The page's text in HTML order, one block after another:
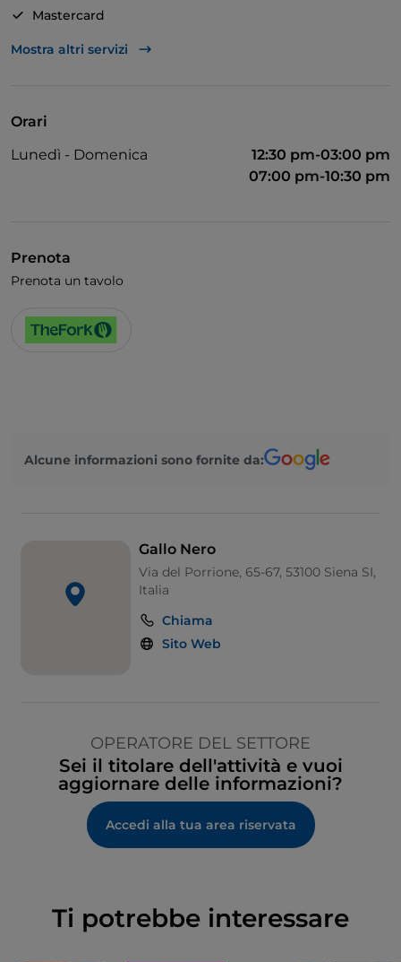
Mastercard
Visa
Mostra altri servizi
Orari
Lunedì - Domenica
12:30 pm-03:00 pm
07:00 pm-10:30 pm
Prenota
Prenota un tavolo
Alcune informazioni sono fornite da:
Gallo Nero
Via del Porrione, 65-67, 53100 Siena SI,
Italia
Chiama
Sito Web
OPERATORE DEL SETTORE
Sei il titolare dell'attività e vuoi
aggiornare delle informazioni?
Accedi alla tua area riservata
Ti potrebbe interessare